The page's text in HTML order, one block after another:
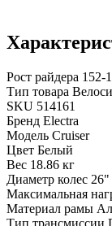
Рост райдера 152-
Тип товара
SKU 514161
Бренд Electra
Модель Cruiser
Цвет Белый
Вес 18.86 кг
Диаметр колес 26"
Максимальная
Материал рамы